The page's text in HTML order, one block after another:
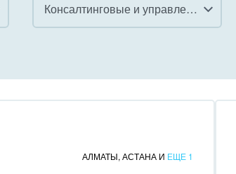
Консалтинговые и управленческие услуги
Коммунальные услуги, ЖКХ
АЛМАТЫ, АСТАНА И ЕЩЕ 1